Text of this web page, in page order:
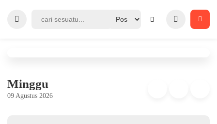
Minggu
09 Agustus 2026